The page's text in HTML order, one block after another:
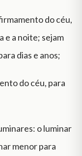
do céu,
e a noite; sejam
dias e anos;
do céu, para
o luminar
menor para